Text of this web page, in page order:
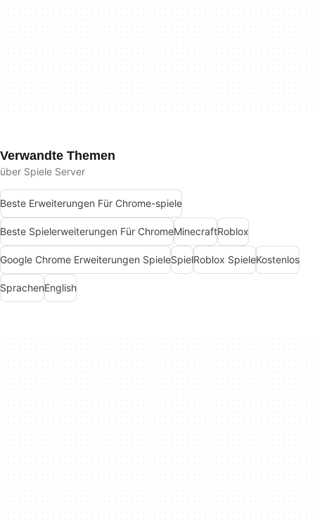
Verwandte Themen
über Spiele Server
Beste Erweiterungen Für Chrome-spiele
Beste Spielerweiterungen Für ChromeMinecraftRoblox
Google Chrome Erweiterungen SpieleSpielRoblox SpieleKostenlos
SprachenEnglish